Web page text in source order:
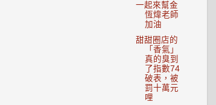
一起來幫金
恆煒老師
加油
甜甜圈店的
「香氣」
真的臭到
了指數74
破表，被
罰十萬元
哩